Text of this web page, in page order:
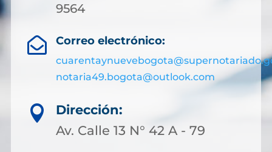
9564
 Correo electrónico:
notaria49.bogota@outlook.com

Dirección:
Av. Calle 13 N° 42 A - 79